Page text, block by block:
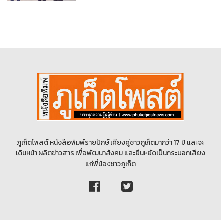
ภูเก็ตโพสต์ หนังสือพิมพ์รายปักษ์ เคียงคู่ชาวภูเก็ตมากว่า 17 ปี และจะ
เดินหน้า ผลิตข่าวสาร เพื่อพัฒนาสังคม และยืนหยัดเป็นกระบอกเสียง
แก่พี่น้องชาวภูเก็ต